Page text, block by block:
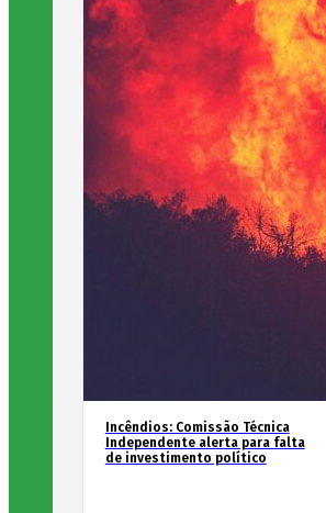
Incêndios: Comissão Técnica
Independente alerta para falta
de investimento político